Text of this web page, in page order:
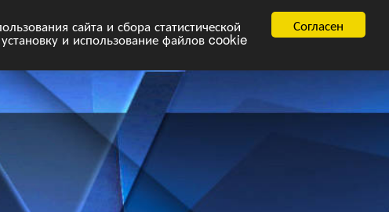
Согласен
сайта и сбора статистической
и использование файлов cookie